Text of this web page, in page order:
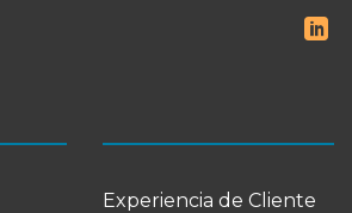
Experiencia de Cliente